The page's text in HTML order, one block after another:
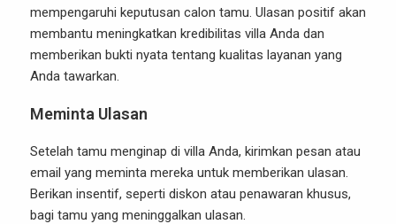
mempengaruhi keputusan calon tamu. Ulasan positif akan
membantu meningkatkan kredibilitas villa Anda dan
memberikan bukti nyata tentang kualitas layanan yang
Anda tawarkan.
Meminta Ulasan
Setelah tamu menginap di villa Anda, kirimkan pesan atau
email yang meminta mereka untuk memberikan ulasan.
Berikan insentif, seperti diskon atau penawaran khusus,
bagi tamu yang meninggalkan ulasan.